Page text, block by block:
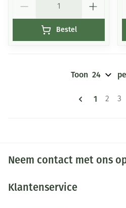
Bestel
U lees
1 Pagina
2 3
Toon
Neem contact met ons
Klantenservice